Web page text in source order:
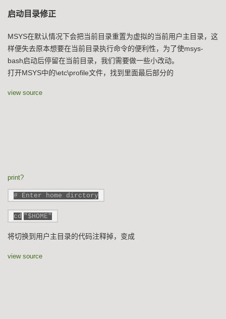
启动目录修正
MSYS在默认情况下会把当前目录重置为虚拟的当前用户主目录，这
样便失去原本想要在当前目录执行命令的便利性，为了使msys-
bash启动后停留在当前目录，我们需要做一些小改动。
打开MSYS中的\etc\profile文件，找到里面最后部分的
view source
print?
# Enter home dirctory
cd "$HOME"
将切换到用户主目录的代码注释掉，变成
view source